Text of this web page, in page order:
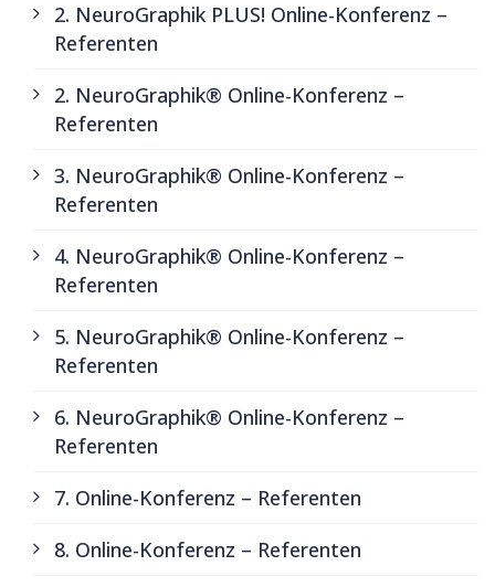
2. NeuroGraphik PLUS! Online-Konferenz –
Referenten
2. NeuroGraphik® Online-Konferenz –
Referenten
3. NeuroGraphik® Online-Konferenz –
Referenten
4. NeuroGraphik® Online-Konferenz –
Referenten
5. NeuroGraphik® Online-Konferenz –
Referenten
6. NeuroGraphik® Online-Konferenz –
Referenten
7. Online-Konferenz – Referenten
8. Online-Konferenz – Referenten